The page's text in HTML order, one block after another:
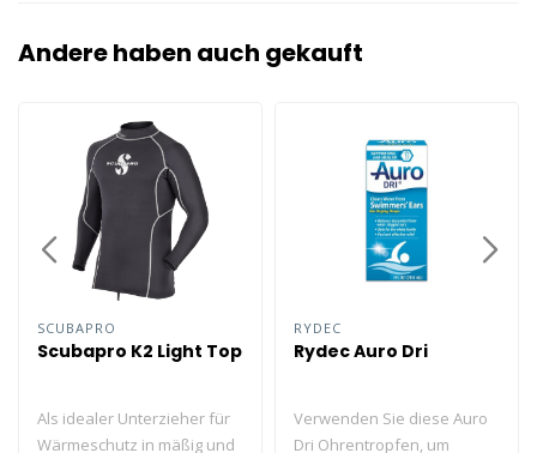
Andere haben auch gekauft
SCUBAPRO
Scubapro K2 Light Top
Als idealer Unterzieher für
Wärmeschutz in mäßig und
RYDEC
Rydec Auro Dri
Verwenden Sie diese Auro
Dri Ohrentropfen, um